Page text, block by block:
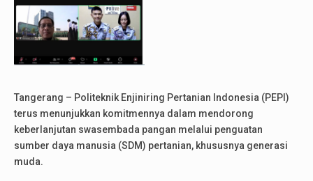
Tangerang – Politeknik Enjiniring Pertanian Indonesia (PEPI)
terus menunjukkan komitmennya dalam mendorong
keberlanjutan swasembada pangan melalui penguatan
sumber daya manusia (SDM) pertanian, khususnya generasi
muda.